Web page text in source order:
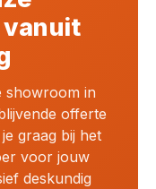
showroom in
offerte
graag bij het
voor jouw
deskundig